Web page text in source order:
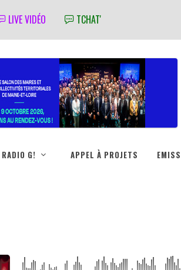
LIVE VIDÉO TCHAT'
RADIO G! APPEL À PROJETS